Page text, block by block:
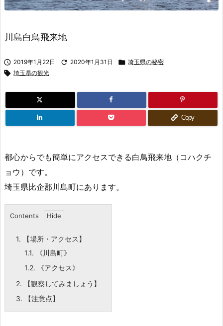
川島白鳥飛来地
 2019年1月22日  2020年1月31日  埼玉県の秘密
 埼玉県の観光
Copy
都心からでも簡単にアクセスできる白鳥飛来地（コハクチ
ョウ）です。
埼玉県比企郡川島町にあります。
Contents
1. 【場所・アクセス】
1.1. 《川島町》
1.2. 《アクセス》
2. 【観察してみましょう】
3. 【注意点】